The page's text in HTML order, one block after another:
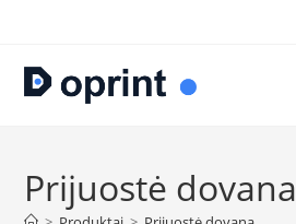
content
Prijuostė dovana